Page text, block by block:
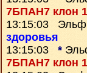
7БПАН7 клон
13:15:03 Эльф
здоровья
13:15:03 *
7БПАН7 клон